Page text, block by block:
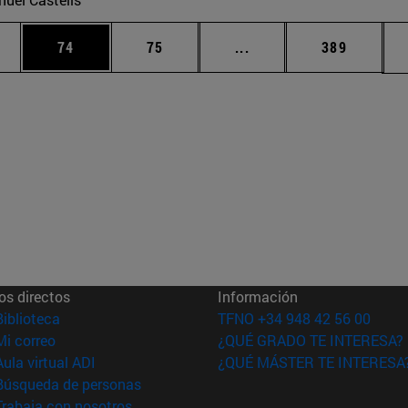
Use TAB para desplazarse.
Página
74 Página
75 ... Páginas intermedias
Página
389
directos
(abre en nueva ventana)
correo(abre en nueva ventana)
virtual ADI (abre en nueva ventana)
de personas(abre en nueva ventana)
Información
TFNO +34 948 42 56 00
¿QUÉ GRADO TE INTERESA?
¿QUÉ MÁSTER TE